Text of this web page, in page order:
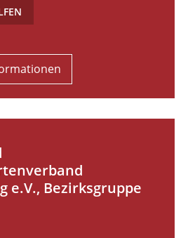
e.V., Bezirksgruppe